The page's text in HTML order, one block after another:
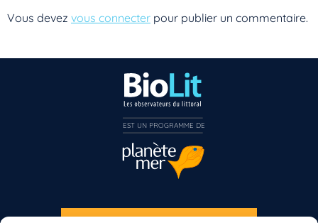
Vous devez vous connecter pour publier un commentaire.
Vous n’êtes pas encore inscrit à Biolit ?
Inscrivez-vous dès maintenant